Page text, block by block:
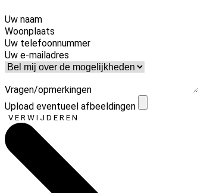
Uw naam
Woonplaats
Uw telefoonnummer
Uw e-mailadres
Vragen/opmerkingen
Upload eventueel afbeeldingen
VERWIJDEREN